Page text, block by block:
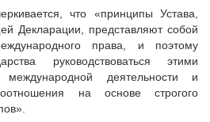
что «принципы Устава,
Декларации, представляют собой
права, и поэтому
руководствоваться этими
деятельности и
на основе строгого